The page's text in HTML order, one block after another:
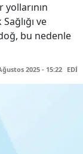
ve
bu nedenle
2025 - 15:22